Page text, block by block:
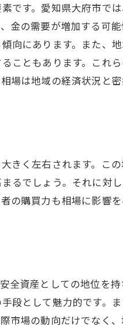
長が金相場に与える影響
を活用した大府市での
化を利用した金相場の
クルと金市場の関係性
賢く利用するための売買
的な金売買の基礎
る大府市の市場特性の
況に応じた売買の柔軟性
た大府市の金相場の変
府市の金相場に与える
金価格の変動パターン
です。愛知県大府市で
金の需要が増加する可
にあります。また、
こともあります。これ
場は地域の経済状況と
く左右されます。こ
るでしょう。それに対
の購買力も相場に影響
資産としての地位を
段として魅力的です。
市場の動向だけでなく